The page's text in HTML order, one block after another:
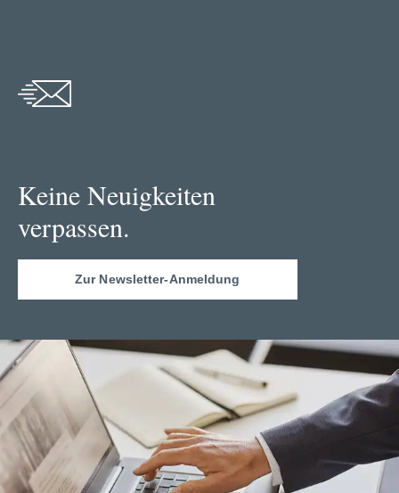
Keine Neuigkeiten
verpassen.
Zur Newsletter-Anmeldung